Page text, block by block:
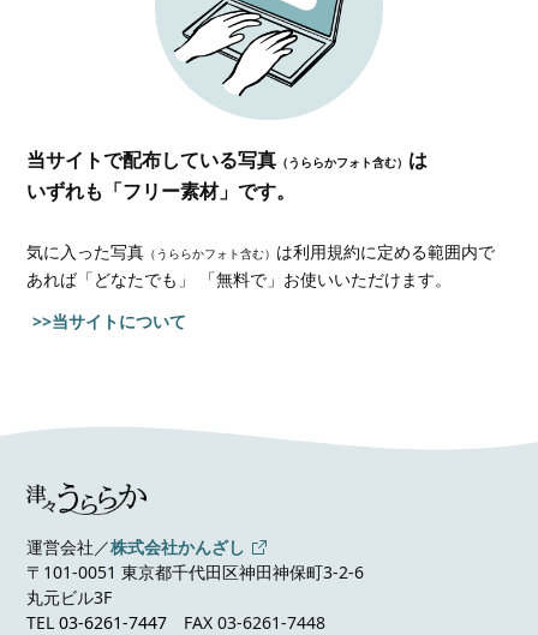
当サイトで配布している写真 （うららかフォト含む） は
いずれも「フリー素材」です。
気に入った写真 （うららかフォト含む） は利用規約に定める範囲内で
あれば「どなたでも」 「無料で」お使いいただけます。
>>当サイトについて
運営会社／株式会社かんざし
〒101-0051 東京都千代田区神田神保町3-2-6
丸元ビル3F
TEL03-6261-7447 FAX 03-6261-7448